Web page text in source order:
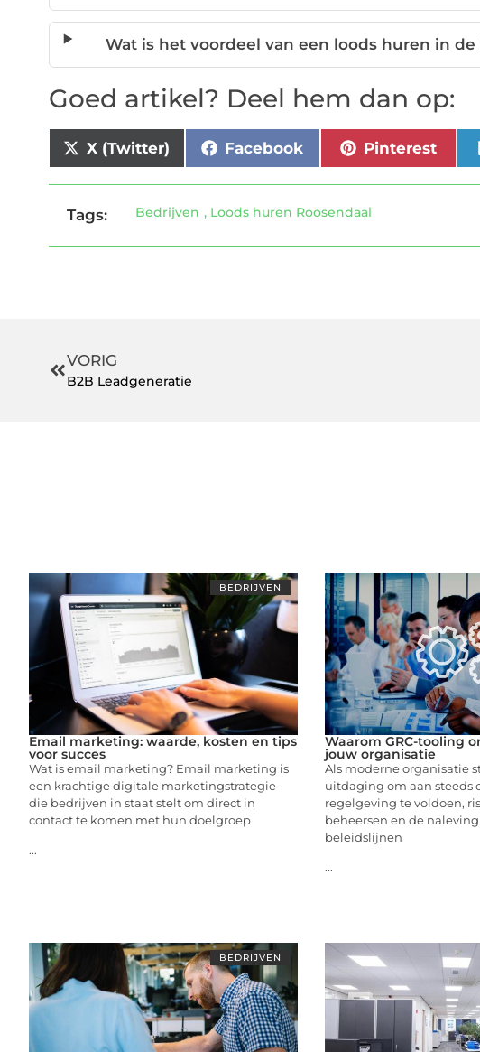
Wat is het voordeel van een loods huren in
Goed artikel? Deel hem dan op:
X (Twitter) Facebook Pinterest
Tags: Bedrijven , Loods huren Roosendaal
VORIG
B2B Leadgeneratie
BEDRIJVEN
Email marketing: waarde, kosten en tips
voor succes
Wat is email marketing? Email marketing is
een krachtige digitale marketingstrategie
die bedrijven in staat stelt om direct in
contact te komen met hun doelgroep
...
Waarom GRC-tooling
jouw organisatie
Als moderne organisatie
uitdaging om aan steeds
regelgeving te voldoen,
beheersen en de
beleidslijnen
...
BEDRIJVEN